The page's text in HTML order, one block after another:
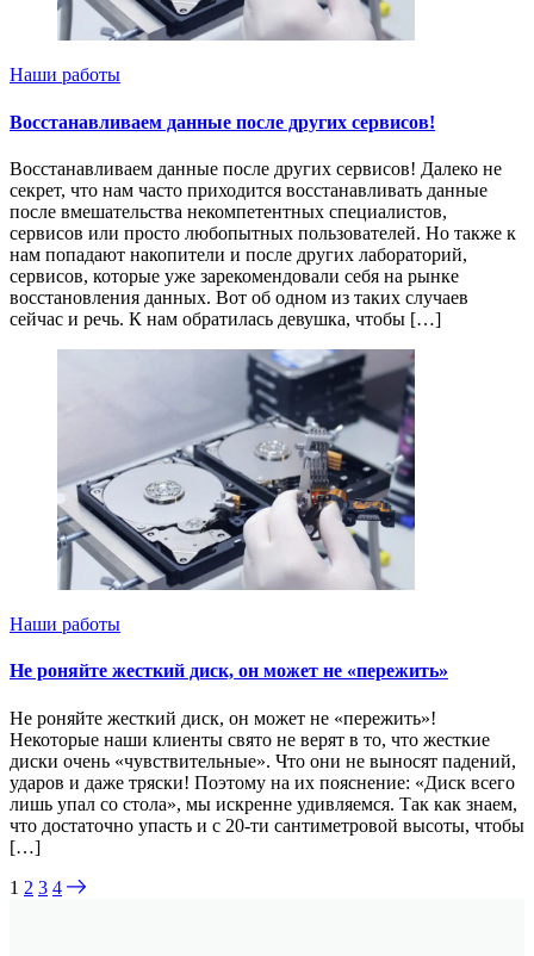
Наши работы
Восстанавливаем данные после других сервисов!
Восстанавливаем данные после других сервисов! Далеко не
секрет, что нам часто приходится восстанавливать данные
после вмешательства некомпетентных специалистов,
сервисов или просто любопытных пользователей. Но также к
нам попадают накопители и после других лабораторий,
сервисов, которые уже зарекомендовали себя на рынке
восстановления данных. Вот об одном из таких случаев
сейчас и речь. К нам обратилась девушка, чтобы […]
Наши работы
Не роняйте жесткий диск, он может не «пережить»
Не роняйте жесткий диск, он может не «пережить»!
Некоторые наши клиенты свято не верят в то, что жесткие
диски очень «чувствительные». Что они не выносят падений,
ударов и даже тряски! Поэтому на их пояснение: «Диск всего
лишь упал со стола», мы искренне удивляемся. Так как знаем,
что достаточно упасть и с 20-ти сантиметровой высоты, чтобы
[…]
1 2 3 4